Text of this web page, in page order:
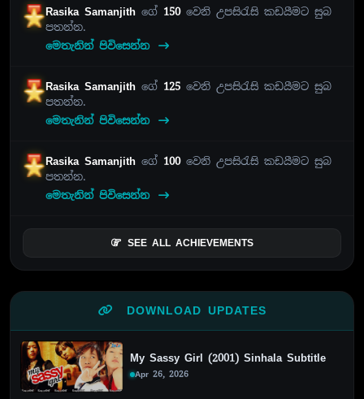
Rasika Samanjithගේ 150වෙනි උපසිරැසි කඩයීමට සුබ
පතන්න.
මෙතැනින් පිවිසෙන්න
Rasika Samanjithගේ 125 වෙනි උපසිරැසි කඩයීමට සුබ
පතන්න.
මෙතැනින් පිවිසෙන්න
Rasika Samanjithගේ 100වෙනි උපසිරැසි කඩයීමට සුබ
පතන්න.
මෙතැනින් පිවිසෙන්න
SEE ALL ACHIEVEMENTS
DOWNLOAD UPDATES
My Sassy Girl (2001) Sinhala Subtitle
Apr 26, 2026